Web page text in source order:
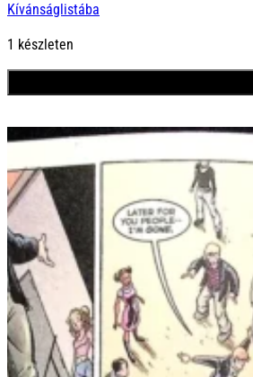
was:
Kívánságlistába
1 készleten